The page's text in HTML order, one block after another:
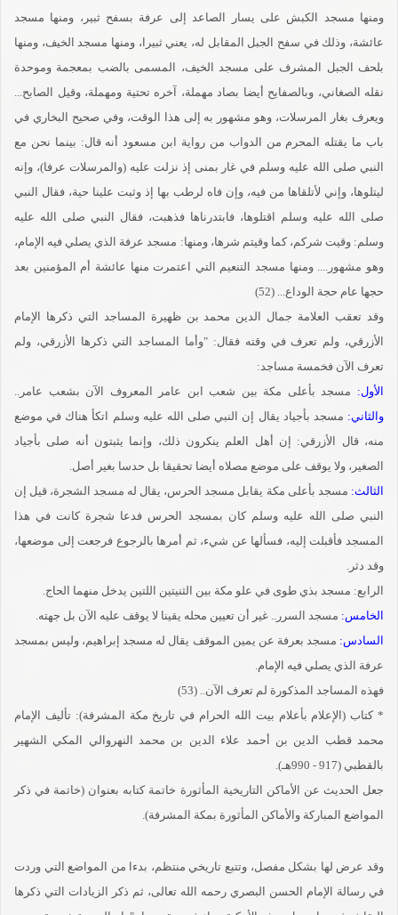
ومنها مسجد الكبش على يسار الصاعد إلى عرفة بسفح ثبير، ومنها مسجد
عائشة، وذلك في سفح الجبل المقابل له، يعني ثبيرا، ومنها مسجد الخيف، ومنها
بلحف الجبل المشرف على مسجد الخيف، المسمى بالضب بمعجمة وموحدة
نقله الصغاني، وبالصفايح أيضا بصاد مهملة، آخره تحتية ومهملة، وقيل الصابح...
ويعرف بغار المرسلات، وهو مشهور به إلى هذا الوقت، وفي صحيح البخاري في
باب ما يقتله المحرم من الدواب من رواية ابن مسعود أنه قال: بينما نحن مع
النبي صلى الله عليه وسلم في غار بمنى إذ نزلت عليه (والمرسلات عرفا)، وإنه
ليتلوها، وإني لأتلقاها من فيه، وإن فاه لرطب بها إذ وثبت علينا حية، فقال النبي
صلى الله عليه وسلم اقتلوها، فابتدرناها فذهبت، فقال النبي صلى الله عليه
وسلم: وقيت شركم، كما وقيتم شرها، ومنها: مسجد عرفة الذي يصلي فيه الإمام،
وهو مشهور.... ومنها مسجد التنعيم التي اعتمرت منها عائشة أم المؤمنين بعد
حجها عام حجة الوداع... (52)
وقد تعقب العلامة جمال الدين محمد بن ظهيرة المساجد التي ذكرها الإمام
الأزرقي، ولم تعرف في وقته فقال: "وأما المساجد التي ذكرها الأزرقي، ولم
تعرف الآن فخمسة مساجد:
الأول: مسجد بأعلى مكة بين شعب ابن عامر المعروف الآن بشعب عامر..
والثاني: مسجد بأجياد يقال إن النبي صلى الله عليه وسلم اتكأ هناك في موضع
منه، قال الأزرقي: إن أهل العلم ينكرون ذلك، وإنما يثبتون أنه صلى بأجياد
الصغير، ولا يوقف على موضع مصلاه أيضا تحقيقا بل حدسا بغير أصل.
الثالث: مسجد بأعلى مكة يقابل مسجد الحرس، يقال له مسجد الشجرة، قيل إن
النبي صلى الله عليه وسلم كان بمسجد الحرس فدعا شجرة كانت في هذا
المسجد فأقبلت إليه، فسألها عن شيء، ثم أمرها بالرجوع فرجعت إلى موضعها،
وقد دثر.
الرابع: مسجد بذي طوى في علو مكة بين الثنيتين اللتين يدخل منهما الحاج.
الخامس: مسجد السرر.. غير أن تعيين محله يقينا لا يوقف عليه الآن بل جهته.
السادس: مسجد بعرفة عن يمين الموقف يقال له مسجد إبراهيم، وليس بمسجد
عرفة الذي يصلي فيه الإمام.
فهذه المساجد المذكورة لم تعرف الآن.. (53)
* كتاب (الإعلام بأعلام بيت الله الحرام في تاريخ مكة المشرفة): تأليف الإمام
محمد قطب الدين بن أحمد علاء الدين بن محمد النهروالي المكي الشهير
بالقطبي (917 - 990هـ).
جعل الحديث عن الأماكن التاريخية المأثورة خاتمة كتابه بعنوان (خاتمة في ذكر
المواضع المباركة والأماكن المأثورة بمكة المشرفة).
وقد عرض لها بشكل مفصل، وتتبع تاريخي منتظم، بدءا من المواضع التي وردت
في رسالة الإمام الحسن البصري رحمه الله تعالى، ثم ذكر الزيادات التي ذكرها